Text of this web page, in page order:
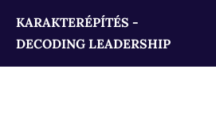
KARAKTERÉPÍTÉS -
DECODING LEADERSHIP